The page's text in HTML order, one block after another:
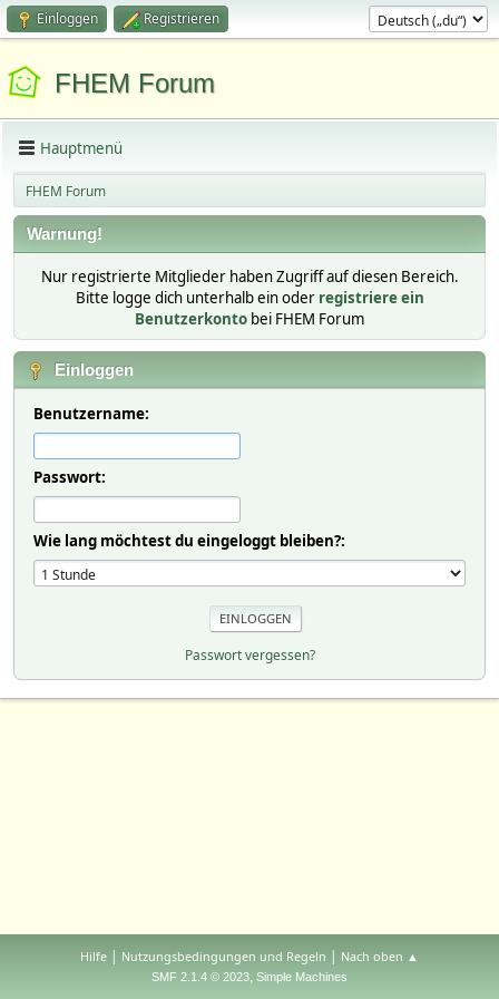
Einloggen Registrieren
FHEM Forum
Hauptmenü
FHEM Forum
Warnung!
Nur registrierte Mitglieder haben Zugriff auf diesen Bereich.
Bitte logge dich unterhalb ein oder registriere ein
Benutzerkonto bei FHEM Forum
Einloggen
Benutzername:
Passwort:
Wie lang möchtest du eingeloggt bleiben?:
Passwort vergessen?
Hilfe | Nutzungsbedingungen und Regeln | Nach oben ▲
SMF 2.1.4 © 2023, Simple Machines